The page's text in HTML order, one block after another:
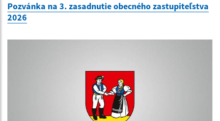
Pozvánka na 3. zasadnutie obecného zastupiteľstva
2026